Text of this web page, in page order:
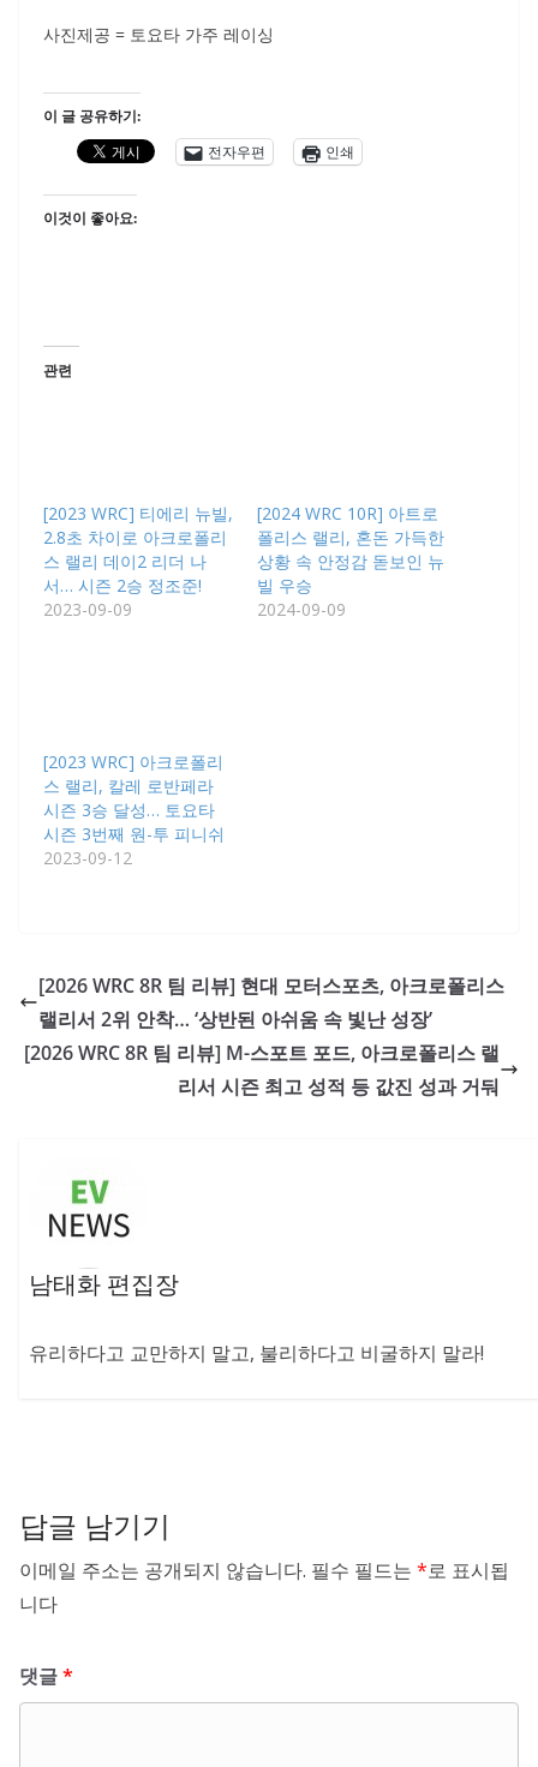
사진제공 = 토요타 가주 레이싱
이 글 공유하기:
전자우편
인쇄
이것이 좋아요:
관련
[2023 WRC] 티에리 뉴빌,
2.8초 차이로 아크로폴리
스 랠리 데이2 리더 나
서… 시즌 2승 정조준!
2023-09-09
[2024 WRC 10R] 아트로
폴리스 랠리, 혼돈 가득한
상황 속 안정감 돋보인 뉴
빌 우승
2024-09-09
[2023 WRC] 아크로폴리
스 랠리, 칼레 로반페라
시즌 3승 달성… 토요타
시즌 3번째 원-투 피니쉬
2023-09-12
[2026 WRC 8R 팀 리뷰] 현대 모터스포츠, 아크로폴리스
랠리서 2위 안착… ‘상반된 아쉬움 속 빛난 성장’
[2026 WRC 8R 팀 리뷰] M-스포트 포드, 아크로폴리스 랠
리서 시즌 최고 성적 등 값진 성과 거둬
남태화 편집장
유리하다고 교만하지 말고, 불리하다고 비굴하지 말라!
답글 남기기
이메일 주소는 공개되지 않습니다. 필수 필드는 *로 표시됩
니다
댓글*